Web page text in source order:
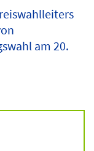
am 20.